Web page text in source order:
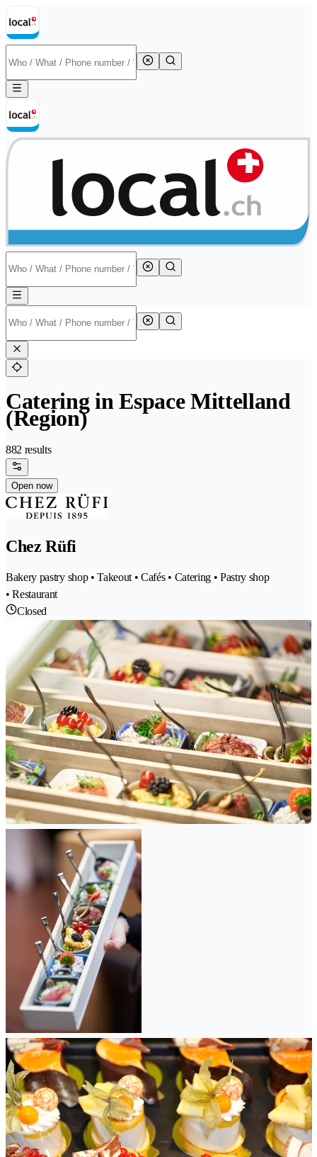
Catering in Espace Mittelland
(Region)
882 results
Open now
Chez Rüfi
Bakery pastry shop • Takeout • Cafés • Catering • Pastry shop
• Restaurant
Closed